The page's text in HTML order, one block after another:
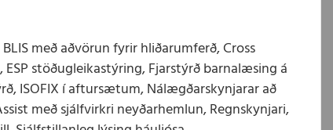
með aðvörun fyrir hliðarumferð, Cross
stöðugleikastýring, Fjarstýrð barnalæsing á
ISOFIX í aftursætum, Nálægðarskynjarar að
með sjálfvirkri neyðarhemlun, Regnskynjari,